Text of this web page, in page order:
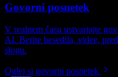
Govorni posnetek
V realnem času ustvarjajte
AI. Berite besedila, videe,
slogu.
Oglej si govorni posnetek